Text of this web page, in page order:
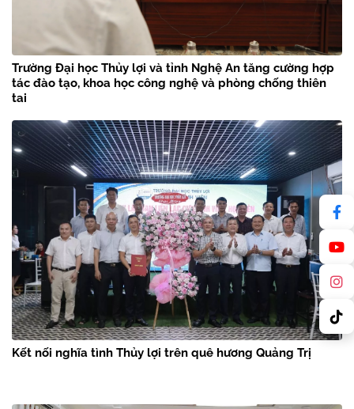
Trường Đại học Thủy lợi và tỉnh Nghệ An tăng cường hợp
tác đào tạo, khoa học công nghệ và phòng chống thiên
tai
Kết nối nghĩa tình Thủy lợi trên quê hương Quảng Trị